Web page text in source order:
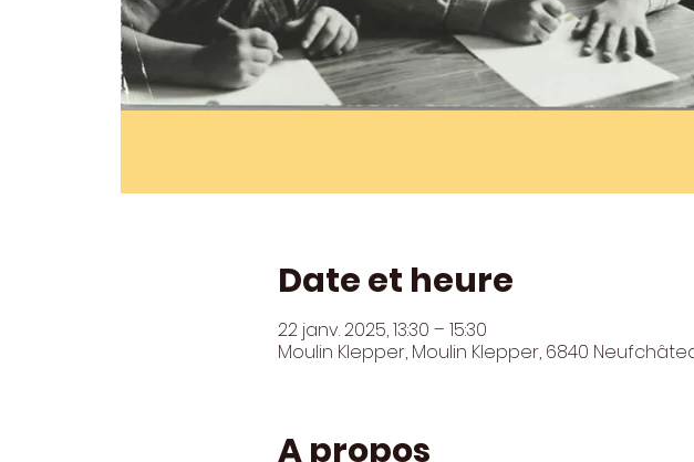
Date et heure
22 janv. 2025, 13:30 – 15:30
Moulin Klepper, Moulin Klepper, 6840
A propos